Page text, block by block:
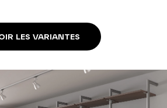
LES VARIANTES